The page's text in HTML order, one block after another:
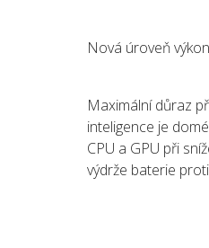
Nová úroveň
Maximální důraz
inteligence je
CPU a GPU při
výdrže baterie